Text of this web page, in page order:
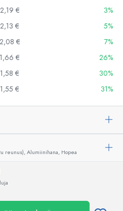
2,19 €
3%
2,13 €
5%
2,08 €
7%
1,66 €
26%
1,58 €
30%
1,55 € 31%
reunus), Alumiinihana, Hopea